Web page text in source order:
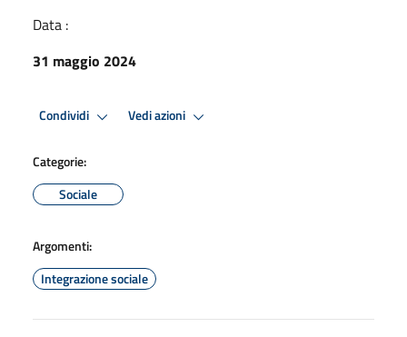
Data :
31 maggio 2024
Condividi Vedi azioni
Categorie:
Sociale
Argomenti:
Integrazione sociale